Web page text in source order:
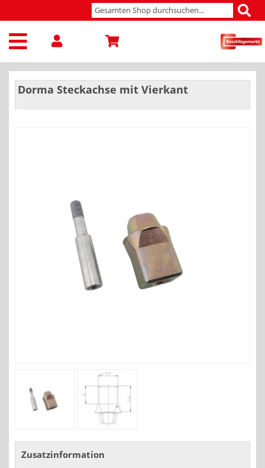
Dorma Steckachse mit Vierkant
Zusatzinformation